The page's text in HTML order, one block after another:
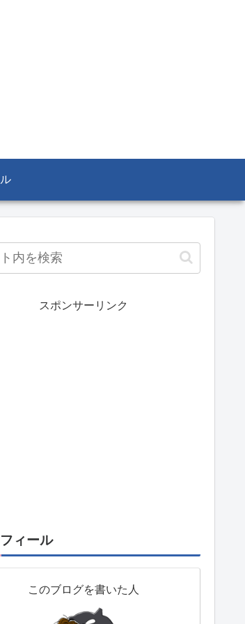
スポンサーリンク
ィール
このブログを書いた人